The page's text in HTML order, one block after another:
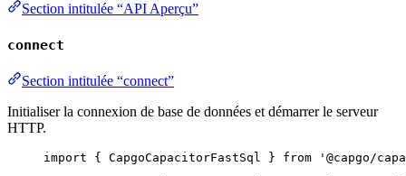
Section intitulée “API Aperçu”
connect
Section intitulée “connect”
Initialiser la connexion de base de données et démarrer le serveur
HTTP.
import { CapgoCapacitorFastSql } from
'@capgo/